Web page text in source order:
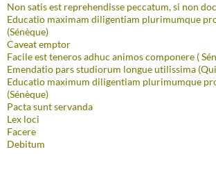
Non satis est reprehendisse peccatum, si non
Educatio maximam diligentiam plurimumque
(Sénèque)
Caveat emptor
Facile est teneros adhuc animos componere (
Emendatio pars studiorum longue utilissima
Educatio maximum diligentiam plurimumque
(Sénèque)
Pacta sunt servanda
Lex loci
Facere
Debitum